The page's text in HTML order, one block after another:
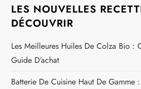
LES NOUVELLES
DÉCOUVRIR
Les Meilleures Huiles De Colza Bio :
Guide D’achat
Batterie De Cuisine Haut De Gamme